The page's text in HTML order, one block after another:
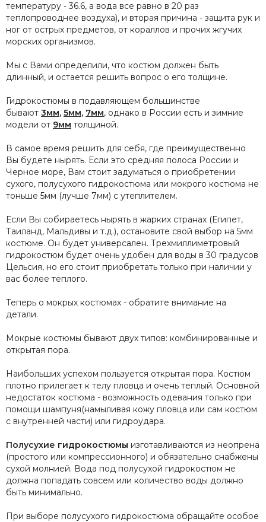
температуру - 36.6, а вода все равно в 20 раз
теплопроводнее воздуха), и вторая причина - защита рук и
ног от острых предметов, от кораллов и прочих жгучих
морских организмов.
Мы с Вами определили, что костюм должен быть
длинный, и остается решить вопрос о его толщине.
Гидрокостюмы в подавляющем большинстве
бывают 3мм, 5мм, 7мм, однако в России есть и зимние
модели от 9мм толщиной.
В самое время решить для себя, где преимущественно
Вы будете нырять. Если это средняя полоса России и
Черное море, Вам стоит задуматься о приобретении
сухого, полусухого гидрокостюма или мокрого костюма не
тоньше 5мм (лучше 7мм) с утеплителем.
Если Вы собираетесь нырять в жарких странах (Египет,
Таиланд, Мальдивы и т.д.), остановите свой выбор на 5мм
костюме. Он будет универсален. Трехмиллиметровый
гидрокостюм будет очень удобен для воды в 30 градусов
Цельсия, но его стоит приобретать только при наличии у
вас более теплого.
Теперь о мокрых костюмах - обратите внимание на
детали.
Мокрые костюмы бывают двух типов: комбинированные и
открытая пора.
Наибольших успехом пользуется открытая пора. Костюм
плотно прилегает к телу пловца и очень теплый. Основной
недостаток костюма - возможность одевания только при
помощи шампуня(намыливая кожу пловца или сам костюм
с внутренней части) или гидроудара.
Полусухие гидрокостюмы изготавливаются из неопрена
(простого или компрессионного) и обязательно снабжены
сухой молнией. Вода под полусухой гидрокостюм не
должна попадать совсем или количество воды должно
быть минимально.
При выборе полусухого гидрокостюма обращайте особое